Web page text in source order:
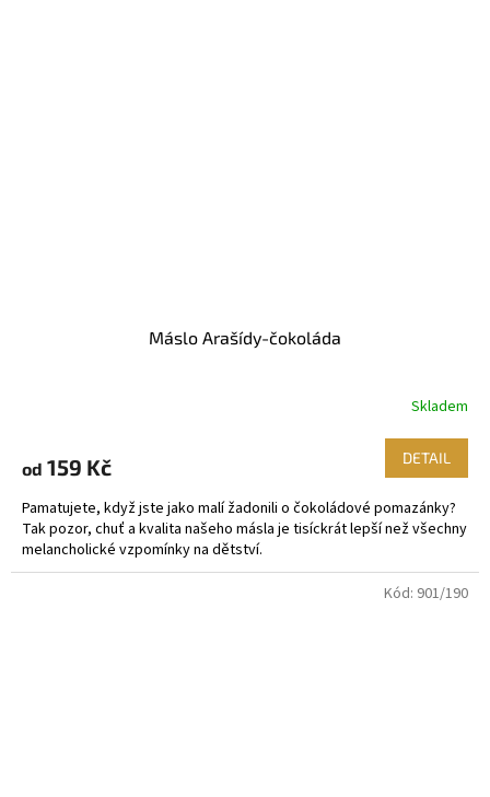
Máslo Arašídy-čokoláda
Skladem
od 159 Kč DETAIL
Pamatujete, když jste jako malí žadonili o čokoládové pomazánky?
Tak pozor, chuť a kvalita našeho másla je tisíckrát lepší než všechny
melancholické vzpomínky na dětství.
Kód: 901/190